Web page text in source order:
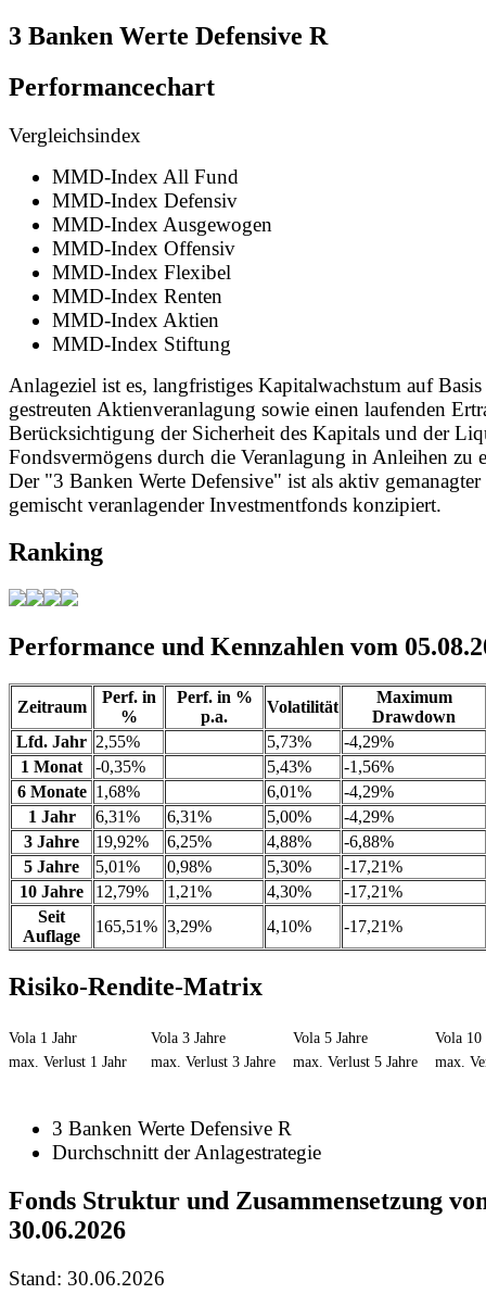
3 Banken Werte Defensive R
Performancechart
Vergleichsindex
MMD-Index All Fund
MMD-Index Defensiv
MMD-Index Ausgewogen
MMD-Index Offensiv
MMD-Index Flexibel
MMD-Index Renten
MMD-Index Aktien
MMD-Index Stiftung
Anlageziel ist es, langfristiges Kapitalwachstum auf Basis
gestreuten Aktienveranlagung sowie einen laufenden
Berücksichtigung der Sicherheit des Kapitals und der
Fondsvermögens durch die Veranlagung in Anleihen zu
Der "3 Banken Werte Defensive" ist als aktiv
gemischt veranlagender Investmentfonds konzipiert.
Ranking
Performance und Kennzahlen vom
Zeitraum
Perf. in
%
Perf. in %
p.a.
Volatilität
Maximum
Drawdown
Lfd. Jahr 2,55% 5,73%
-4,29%
1 Monat
-0,35% 5,43%
-1,56%
6 Monate 1,68% 6,01%
-4,29%
1 Jahr
6,31% 6,31% 5,00%
-4,29%
3 Jahre
19,92% 6,25% 4,88%
-6,88%
5 Jahre
5,01% 0,98% 5,30%
-17,21%
10 Jahre
12,79% 1,21% 4,30%
-17,21%
Seit
Auflage
165,51% 3,29% 4,10% -17,21%
Risiko-Rendite-Matrix
Vola 1 Jahr Vola 3 Jahre Vola 5 Jahre
Vola 10
max. Verlust 1 Jahr
max. Verlust 3 Jahre max. Verlust 5 Jahre max.
3 Banken Werte Defensive R
Durchschnitt der Anlagestrategie
Fonds Struktur und Zusammensetzung
30.06.2026
Stand: 30.06.2026